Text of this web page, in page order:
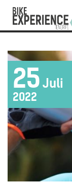
25 Juli
2022